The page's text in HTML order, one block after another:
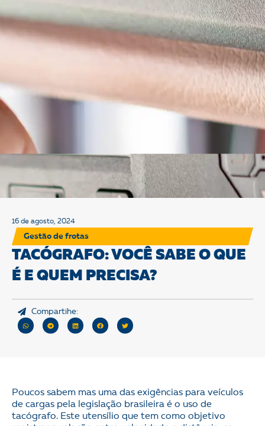
16 de agosto, 2024
Gestão de frotas
TACÓGRAFO: VOCÊ SABE O QUE
É E QUEM PRECISA?
Compartihe:
Poucos sabem mas uma das exigências para veículos
de cargas pela legislação brasileira é o uso de
tacógrafo. Este utensílio que tem como objetivo